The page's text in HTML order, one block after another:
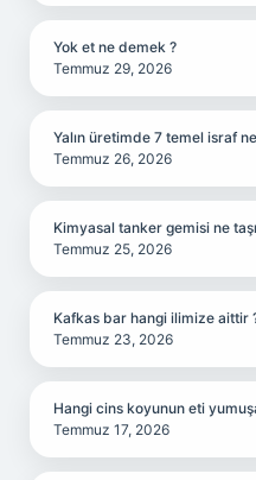
Yok et ne demek ?
Temmuz 29, 2026
Yalın üretimde 7 temel israf
Temmuz 26, 2026
Kimyasal tanker gemisi ne
Temmuz 25, 2026
Kafkas bar hangi ilimize aittir
Temmuz 23, 2026
Hangi cins koyunun eti
Temmuz 17, 2026